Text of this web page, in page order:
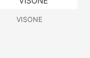
VISONE